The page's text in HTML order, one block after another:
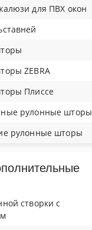
для ПВХ окон
ZEBRA
Плиссе
рулонные шторы
рулонные шторы
створки с